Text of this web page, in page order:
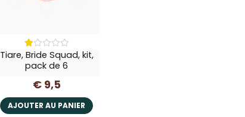
Tiare, Bride Squad, kit,
pack de 6
€ 9,5
AJOUTER AU PANIER